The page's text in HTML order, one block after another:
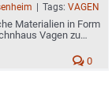
| Tags: VAGEN
Materialien in Form
Vagen zu
0